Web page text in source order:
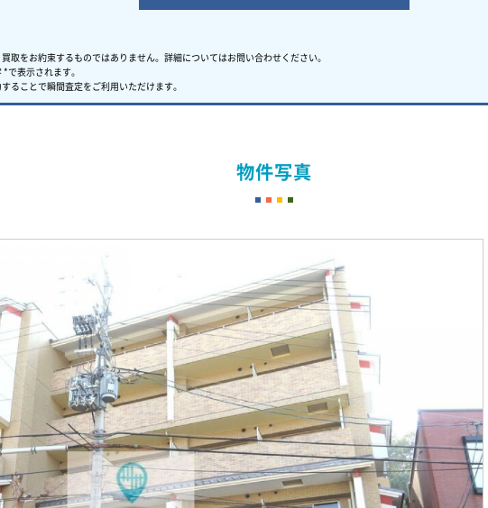
取をお約束するものではありません。 詳細についてはお問い合わせください。
で表示されます。
ることで瞬間査定をご利用いただけます。
物件写真